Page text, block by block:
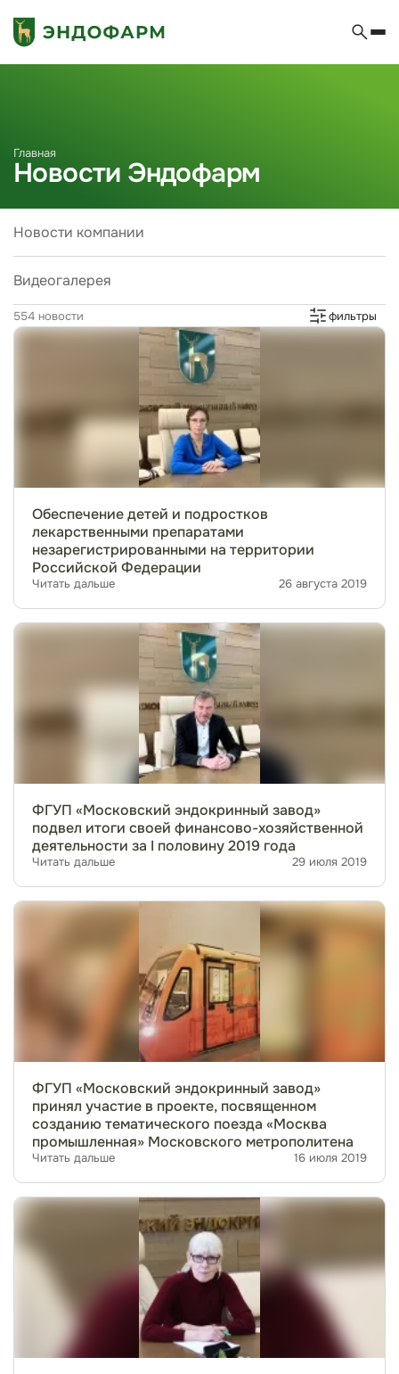
Главная
Новости Эндофарм
Новости компании
Видеогалерея
фильтры
554 новости
Обеспечение детей и подростков
лекарственными препаратами
незарегистрированными на территории
Российской Федерации
Читать дальше 26 августа 2019
ФГУП «Московский эндокринный завод»
подвел итоги своей финансово-хозяйственной
деятельности за I половину 2019 года
Читать дальше 29 июля 2019
ФГУП «Московский эндокринный завод»
принял участие в проекте, посвященном
созданию тематического поезда «Москва
промышленная» Московского метрополитена
Читать дальше 16 июля 2019